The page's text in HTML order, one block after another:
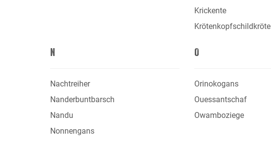
Krickente
Krötenkopfschildkröte
N
Nachtreiher
Nanderbuntbarsch
Nandu
Nonnengans
O
Orinokogans
Ouessantschaf
Owamboziege